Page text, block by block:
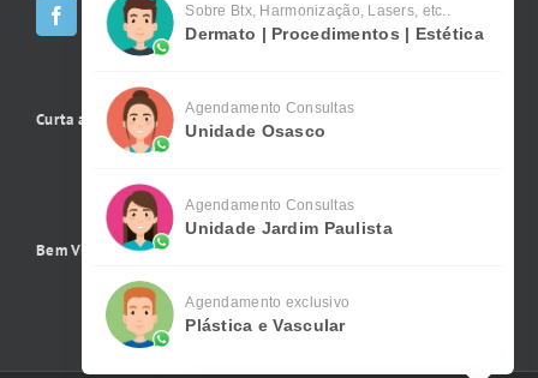
Curta a gente no Facebook
Bem Vindo !
Sobre Btx, Harmonização, Lasers, etc..
Dermato | Procedimentos | Estética
Agendamento Consultas
Unidade Osasco
Agendamento Consultas
Unidade Jardim Paulista
Agendamento exclusivo
Plástica e Vascular